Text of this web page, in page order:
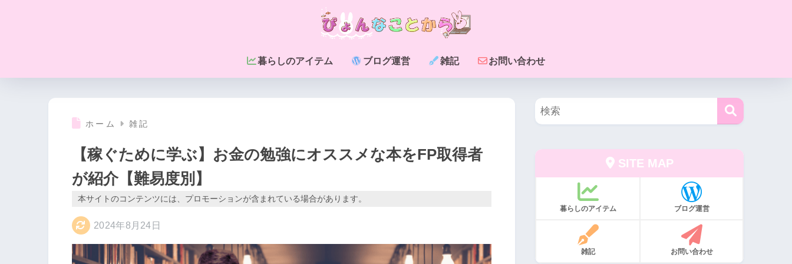
暮らしのアイテム ブログ運営 雑記 お問い合わせ
ホーム 雑記
【稼ぐために学ぶ】お金の勉強にオススメな本をFP取得者
が紹介【難易度別】
本サイトのコンテンツには、プロモーションが含まれている場合があります。
2024年8月24日
SITE MAP
暮らしのアイテム ブログ運営
雑記 お問い合わせ